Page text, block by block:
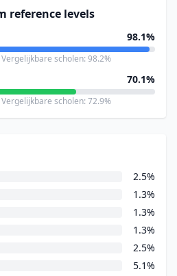
reference levels
98.1%
scholen: 98.2%
70.1%
scholen: 72.9%
2.5%
1.3%
1.3%
1.3%
2.5%
5.1%